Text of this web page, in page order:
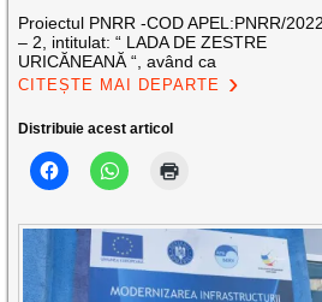
Proiectul PNRR -COD APEL:PNRR/
– 2, intitulat: “ LADA DE ZESTRE
URICĂNEANĂ “, având ca
CITEȘTE MAI DEPARTE
Distribuie acest articol